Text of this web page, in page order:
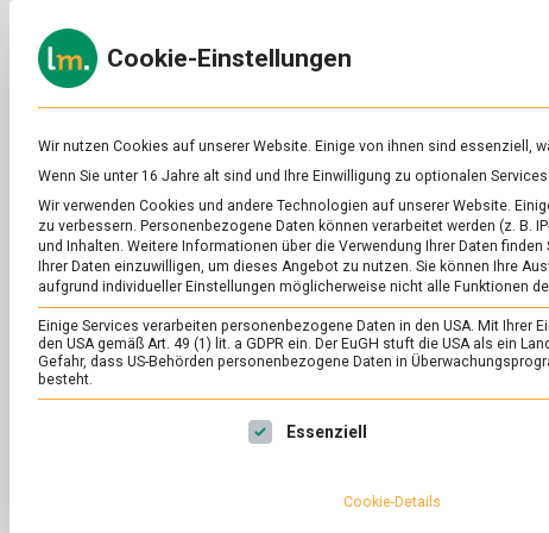
to
content
zu
&
Ernährung
Cookie-Einstellungen
Wir nutzen Cookies auf unserer Website. Einige von ihnen sind essenziell,
Wenn Sie unter 16 Jahre alt sind und Ihre Einwilligung zu optionalen
Wir verwenden Cookies und andere Technologien auf unserer Website.
zu verbessern. Personenbezogene Daten können verarbeitet werden (z. B.
und Inhalten. Weitere Informationen über die Verwendung Ihrer Daten finden
Ihrer Daten einzuwilligen, um dieses Angebot zu nutzen. Sie können Ihre
aufgrund individueller Einstellungen möglicherweise nicht alle Funktionen
Einige Services verarbeiten personenbezogene Daten in den USA. Mit Ihrer
den USA gemäß Art. 49 (1) lit. a GDPR ein. Der EuGH stuft die USA als ein
Gefahr, dass US-Behörden personenbezogene Daten in
besteht.
Es folgt eine Liste der Service-Gruppen, für die eine
Essenziell
Cookie-Details